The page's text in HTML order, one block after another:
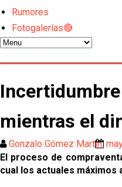
Rumores
Fotogalerías🔴
mientras el
Gonzalo Gómez Martín
El proceso de
cual los actuales